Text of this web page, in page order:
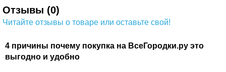
Отзывы (0)
Читайте отзывы о товаре или оставьте свой!
4 причины почему покупка на ВсеГородки.ру это
выгодно и удобно